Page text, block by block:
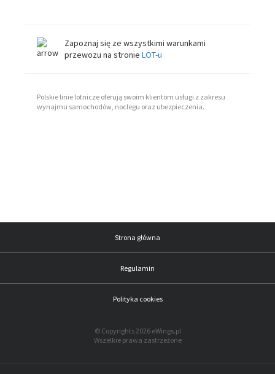
Zapoznaj się ze wszystkimi warunkami
przewozu na stronie LOT-u
Polskie linie lotnicze oferują swoim klientom usługi z zakresu
wynajmu samochodów, noclegu oraz ubezpieczenia.
Strona główna
Regulamin
Polityka cookies
© Copyrights 2026 eWings.pl
Wszelkie prawa zastrzeżone